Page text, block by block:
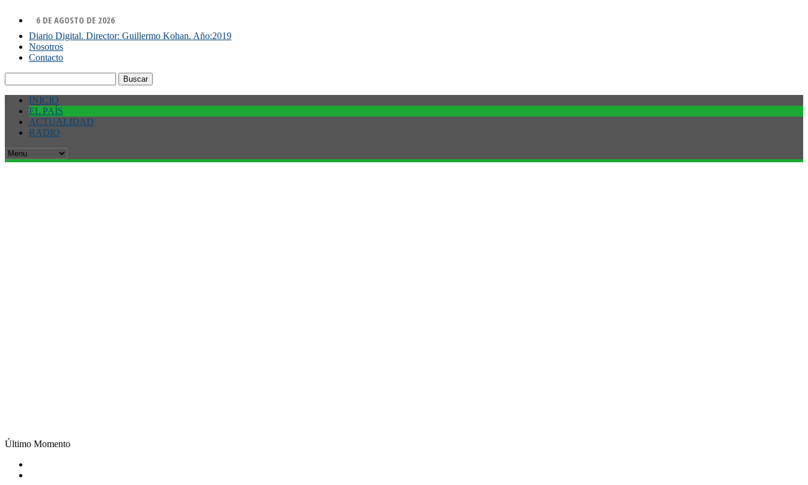
6 DE AGOSTO DE 2026
Diario Digital. Director: Guillermo Kohan. Año:2019
Nosotros
Contacto
INICIO
EL PAÍS
ACTUALIDAD
RADIO
Último Momento